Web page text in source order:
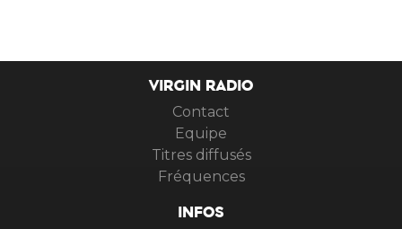
VIRGIN RADIO
Contact
Equipe
Titres diffusés
Fréquences
INFOS